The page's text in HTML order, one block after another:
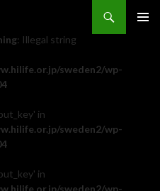
: Illegal string
sweden2/wp-
in
sweden2/wp-
in
sweden2/wp-